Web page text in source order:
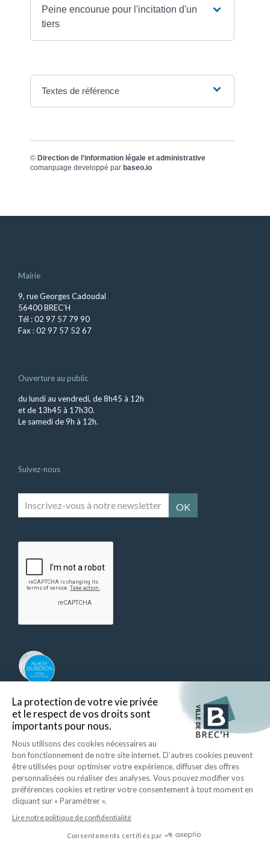
Peine encourue pour l'incitation d'un
tiers
Textes de référence
© Direction de l'information légale et administrative
comarquage developpé par baseo.io
Mairie
9, rue Georges Cadoudal
56400 BREC’H
Tél : 02 97 57 79 90
Fax : 02 97 57 52 67
Ouverture au public
du lundi au vendredi, de 8h45 à 12h
et de 13h45 à 17h30.
Le samedi de 9h à 12h.
Suivez-nous
vous
notre
Retour en haut
Ecrire à la mairie Mentions légales
ID Interactive